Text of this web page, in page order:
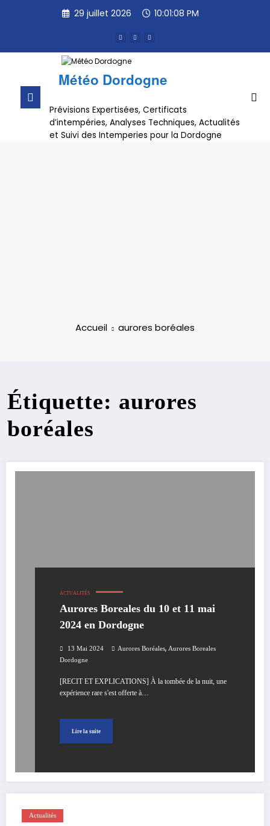
29 juillet 2026 10:01:08 PM
Météo Dordogne
Prévisions Expertisées, Certificats
d’intempéries, Analyses Techniques, Actualités
et Suivi des Intemperies pour la Dordogne
Accueil aurores boréales
Étiquette: aurores
boréales
ACTUALITÉS
Aurores Boreales du 10 et 11 mai
2024 en Dordogne
13 Mai 2024 Aurores Boréales, Aurores Boreales
Dordogne
[RECIT ET EXPLICATIONS] À la tombée de la nuit, une
expérience rare s'est offerte à…
Lire la suite
Actualités